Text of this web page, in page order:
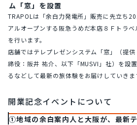
ム「窓」を設置
TRAPOLは「余白力発電所」販売に先立ち
アルオープンする阪急うめだ本店８Ｆトラ
を行います。
店舗ではテレプレゼンシステム「窓」（提
締役：阪井 祐介、以下「MUSVI」社）を設
るなどして最新の旅体験をお届けしていきま
開業記念イベントについて
①地域の余白案内人と大阪が、最新